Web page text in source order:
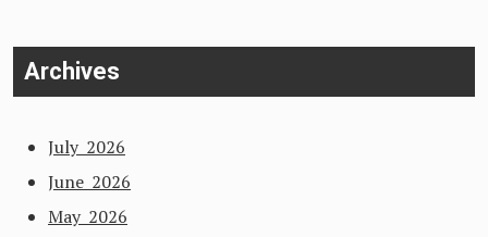
Archives
July 2026
June 2026
May 2026